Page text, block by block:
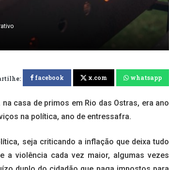
facebook x.com whatsapp
casa de primos em Rio das Ostras, era ano
na política, ano de entressafra.
seja criticando a inflação que deixa tudo
a violência cada vez maior, algumas vezes